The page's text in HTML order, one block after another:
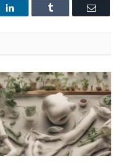
LinkedIn Tumblr Email